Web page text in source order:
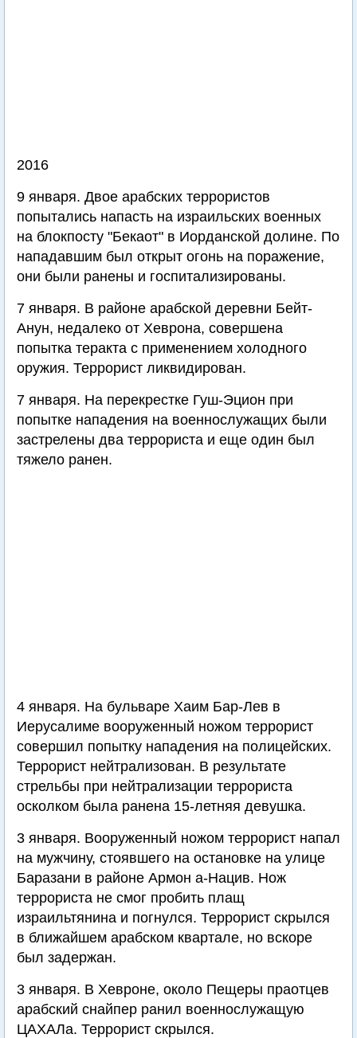
2016
9 января. Двое арабских террористов
попытались напасть на израильских военных
на блокпосту "Бекаот" в Иорданской долине. По
нападавшим был открыт огонь на поражение,
они были ранены и госпитализированы.
7 января. В районе арабской деревни Бейт-
Анун, недалеко от Хеврона, совершена
попытка теракта с применением холодного
оружия. Террорист ликвидирован.
7 января. На перекрестке Гуш-Эцион при
попытке нападения на военнослужащих были
застрелены два террориста и еще один был
тяжело ранен.
4 января. На бульваре Хаим Бар-Лев в
Иерусалиме вооруженный ножом террорист
совершил попытку нападения на полицейских.
Террорист нейтрализован. В результате
стрельбы при нейтрализации террориста
осколком была ранена 15-летняя девушка.
3 января. Вооруженный ножом террорист напал
на мужчину, стоявшего на остановке на улице
Баразани в районе Армон а-Нацив. Нож
террориста не смог пробить плащ
израильтянина и погнулся. Террорист скрылся
в ближайшем арабском квартале, но вскоре
был задержан.
3 января. В Хевроне, около Пещеры праотцев
арабский снайпер ранил военнослужащую
ЦАХАЛа. Террорист скрылся.